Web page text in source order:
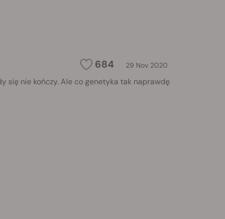
684 29 Nov 2020
się nie kończy. Ale co genetyka tak naprawdę